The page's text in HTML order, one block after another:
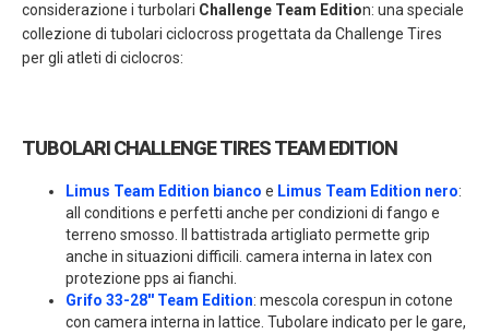
considerazione i turbolari Challenge Team Edition: una speciale
collezione di tubolari ciclocross progettata da Challenge Tires
per gli atleti di ciclocros:
TUBOLARI CHALLENGE TIRES TEAM EDITION
Limus Team Edition bianco e Limus Team Edition nero:
all conditions e perfetti anche per condizioni di fango e
terreno smosso. Il battistrada artigliato permette grip
anche in situazioni difficili. camera interna in latex con
protezione pps ai fianchi.
Grifo 33-28'' Team Edition: mescola corespun in cotone
con camera interna in lattice. Tubolare indicato per le gare,